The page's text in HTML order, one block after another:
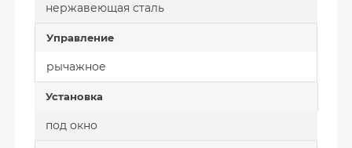
нержавеющая сталь
Управление
рычажное
Установка
под окно